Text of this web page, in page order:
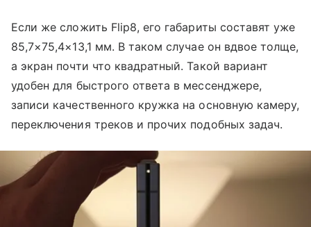
Если же сложить Flip8, его габариты составят уже
85,7×75,4×13,1 мм. В таком случае он вдвое толще,
а экран почти что квадратный. Такой вариант
удобен для быстрого ответа в мессенджере,
записи качественного кружка на основную камеру,
переключения треков и прочих подобных задач.